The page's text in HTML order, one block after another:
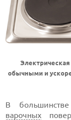
обычными и
В большинстве
варочных